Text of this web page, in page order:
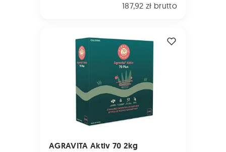
187,92 zł brutto
AGRAVITA Aktiv 70 2kg